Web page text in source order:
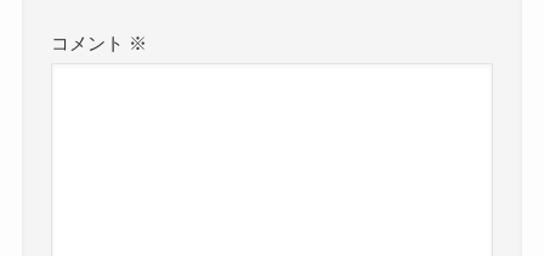
コメント ※